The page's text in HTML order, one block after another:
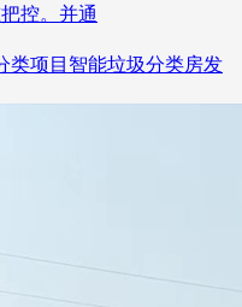
控。并通
类项目智能垃圾分类房发